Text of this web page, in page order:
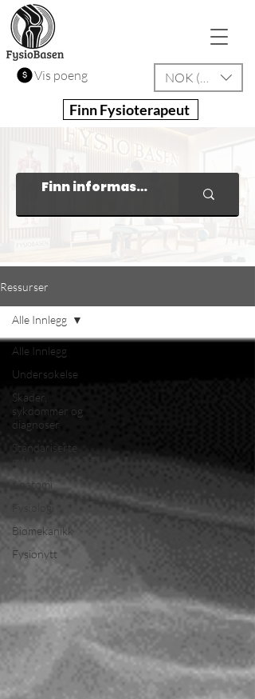
Vis poeng NOK (kr)
Finn Fysioterapeut
Ressurser
Alle Innlegg
Undersøkelse
Skader,
sykdommer og
diagnoser
Standariserte
Anatomi
Biomekanikk
Fysionytt
Alle Innlegg